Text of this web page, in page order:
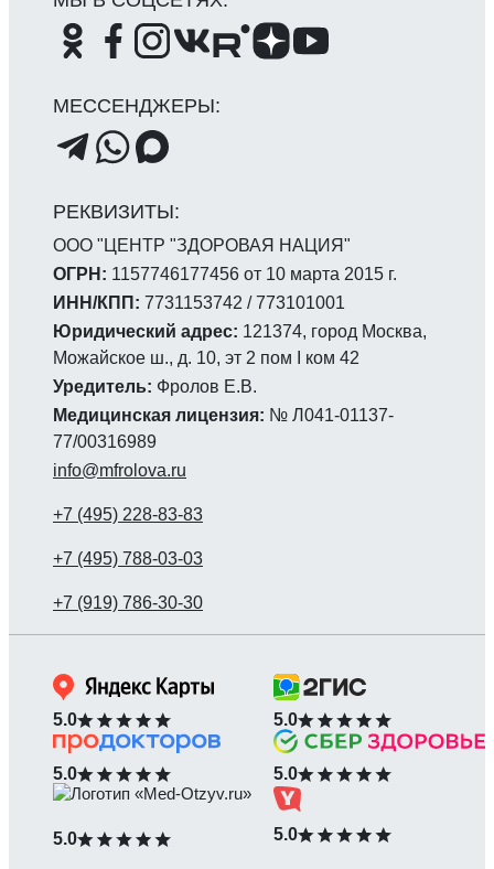
ООО "ЦЕНТР "ЗДОРОВАЯ НАЦИЯ"
ОГРН: 1157746177456 от 10 марта 2015 г.
ИНН/КПП: 7731153742 / 773101001
Юридический адрес: 121374, город Москва,
Можайское ш., д. 10, эт 2 пом I ком 42
Уредитель: Фролов Е.В.
Медицинская лицензия: № Л041-01137-
77/00316989
info@mfrolova.ru
5.0 5.0
5.0 5.0
5.0 5.0